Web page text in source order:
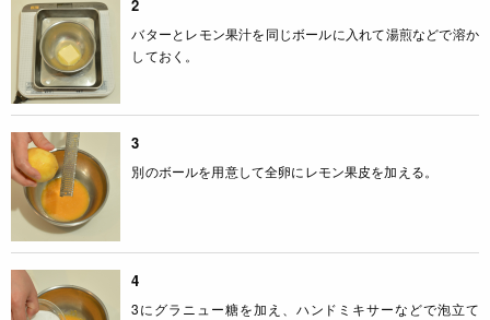
2
バターとレモン果汁を同じボールに入れて湯煎などで溶か
しておく。
3
別のボールを用意して全卵にレモン果皮を加える。
4
3にグラニュー糖を加え、ハンドミキサーなどで泡立て